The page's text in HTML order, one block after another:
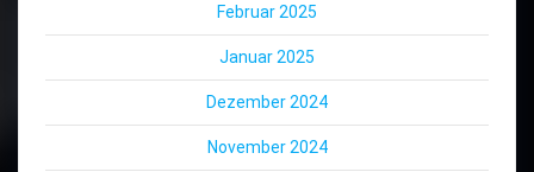
Februar 2025
Januar 2025
Dezember 2024
November 2024